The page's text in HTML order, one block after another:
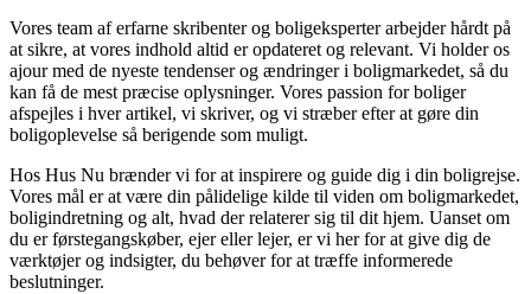
Vores team af erfarne skribenter og boligeksperter arbejder hårdt på
at sikre, at vores indhold altid er opdateret og relevant. Vi holder os
ajour med de nyeste tendenser og ændringer i boligmarkedet, så du
kan få de mest præcise oplysninger. Vores passion for boliger
afspejles i hver artikel, vi skriver, og vi stræber efter at gøre din
boligoplevelse så berigende som muligt.
Hos Hus Nu brænder vi for at inspirere og guide dig i din boligrejse.
Vores mål er at være din pålidelige kilde til viden om boligmarkedet,
boligindretning og alt, hvad der relaterer sig til dit hjem. Uanset om
du er førstegangskøber, ejer eller lejer, er vi her for at give dig de
værktøjer og indsigter, du behøver for at træffe informerede
beslutninger.